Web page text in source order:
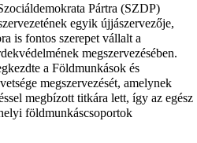
Pártra (SZDP)
egyik újjászervezője,
is fontos szerepet vállalt a
megszervezésében.
a Földmunkások és
megszervezését, amelynek
megbízott titkára lett, így az egész
földmunkáscsoportok